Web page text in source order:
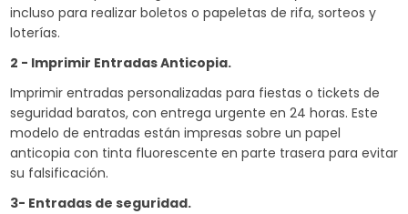
incluso para realizar boletos o papeletas de rifa, sorteos y
loterías.
2 - Imprimir Entradas Anticopia.
Imprimir entradas personalizadas para fiestas o tickets de
seguridad baratos, con entrega urgente en 24 horas. Este
modelo de entradas están impresas sobre un papel
anticopia con tinta fluorescente en parte trasera para evitar
su falsificación.
3- Entradas de seguridad.